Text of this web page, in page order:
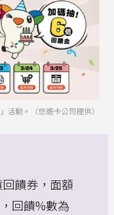
活動。（悠遊卡公司提供）
回饋券，面額
回饋%數為